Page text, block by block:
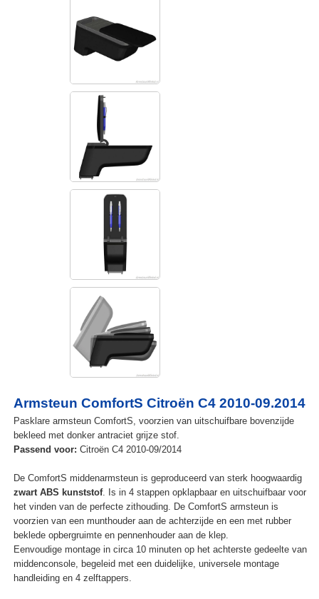
Armsteun ComfortS Citroën C4 2010-09.2014
Pasklare armsteun ComfortS, voorzien van uitschuifbare bovenzijde
bekleed met donker antraciet grijze stof.
Passend voor: Citroën C4 2010-09/2014
De ComfortS middenarmsteun is geproduceerd van sterk hoogwaardig
zwart ABS kunststof. Is in 4 stappen opklapbaar en uitschuifbaar voor
het vinden van de perfecte zithouding. De ComfortS armsteun is
voorzien van een munthouder aan de achterzijde en een met rubber
beklede opbergruimte en pennenhouder aan de klep.
Eenvoudige montage in circa 10 minuten op het achterste gedeelte van
middenconsole, begeleid met een duidelijke, universele montage
handleiding en 4 zelftappers.